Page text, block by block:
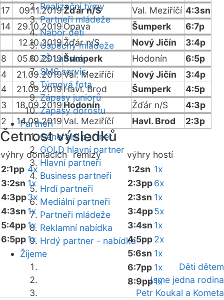
Realizační týmy
Partneři mládeže
Nábor dětí
Úspěchy mládeže
ZŠ Labská
SMS servis
Týmová fota
Zápasy juniorů
Zápasy dorostu
Partneři
Generální partner
GOLD hlavní partner
Hlavní partneři
Business partneři
Hrdí partneři
Mediální partneři
Partneři mládeže
Reklamní nabídka
Hrdý partner - nabídka
Žijeme
Děti dětem
Jsme jedna rodina
Petr Koukal a Kometa
17
09.11.2019Žďár n/S Val. Meziříčí 4:3sn
14
29.10.2019 Opava Šumperk
6:7p
12.10.2019Žďár n/S Nový Jičín
3:4p
8
05.10.2019Šumperk Hodonín
6:5p
4
21.09.2019Val. Meziříčí Nový Jičín
3:4p
4
21.09.2019Havl. Brod Šumperk
4:5p
3
18.09.2019 Hodonín Žďár n/S
4:3p
2
14.09.2019Val. Meziříčí Havl. Brod 2:3p
Četnost výsledků
výhry domácíchremízy výhry hostí
2:1pp 4x
3:2sn 1x
4:3pp3x
4:3sn 1x
5:4pp1x
6:5pp1x
1:2sn 1x
2:3pp6x
2:3sn 1x
3:4pp5x
3:4sn 1x
4:5pp2x
5:6sn 1x
6:7pp 1x
8:9pp1x